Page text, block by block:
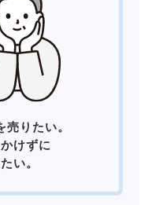
りたい。
けずに
い。